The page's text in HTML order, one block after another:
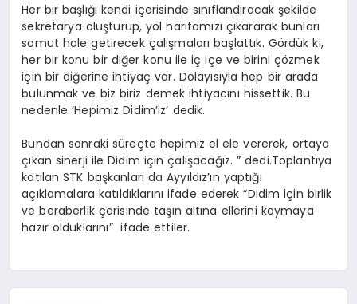
Her bir başlığı kendi içerisinde sınıflandıracak şekilde
sekretarya oluşturup, yol haritamızı çıkararak bunları
somut hale getirecek çalışmaları başlattık. Gördük ki,
her bir konu bir diğer konu ile iç içe ve birini çözmek
için bir diğerine ihtiyaç var. Dolayısıyla hep bir arada
bulunmak ve biz biriz demek ihtiyacını hissettik. Bu
nedenle ‘Hepimiz Didim’iz’ dedik.
Bundan sonraki süreçte hepimiz el ele vererek, ortaya
çıkan sinerji ile Didim için çalışacağız. ” dedi.Toplantıya
katılan STK başkanları da Ayyıldız’ın yaptığı
açıklamalara katıldıklarını ifade ederek “Didim için birlik
ve beraberlik çerisinde taşın altına ellerini koymaya
hazır olduklarını” ifade ettiler.